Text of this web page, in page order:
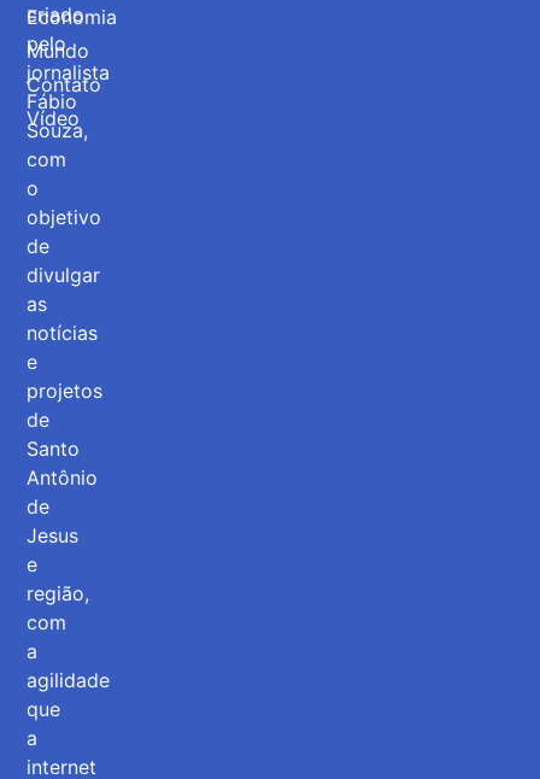
criado
pelo
jornalista
Fábio
Souza,
com
o
objetivo
de
divulgar
as
notícias
e
projetos
de
Santo
Antônio
de
Jesus
e
região,
com
a
agilidade
que
a
internet
Economia
Mundo
Contato
Vídeo